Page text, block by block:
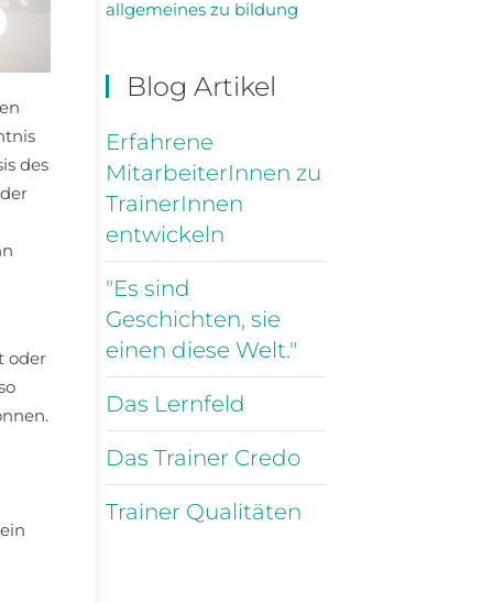
des
oder
allgemeines zu bildung
Blog Artikel
Erfahrene
MitarbeiterInnen zu
TrainerInnen
entwickeln
"Es sind
Geschichten, sie
einen diese Welt."
Das Lernfeld
Das Trainer Credo
Trainer Qualitäten